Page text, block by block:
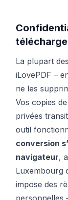
La plupart
iLovePDF –
ne les
Vos copies
privées
outil
conversion
navigateur,
Luxembourg
impose des
personnelles